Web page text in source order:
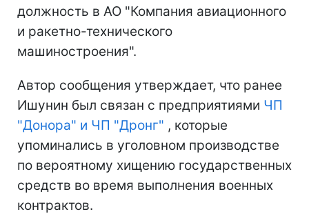
должность в АО "Компания авиационного
и ракетно-технического
машиностроения".
Автор сообщения утверждает, что ранее
Ишунин был связан с предприятиями ЧП
"Донора" и ЧП "Дронг" , которые
упоминались в уголовном производстве
по вероятному хищению государственных
средств во время выполнения военных
контрактов.